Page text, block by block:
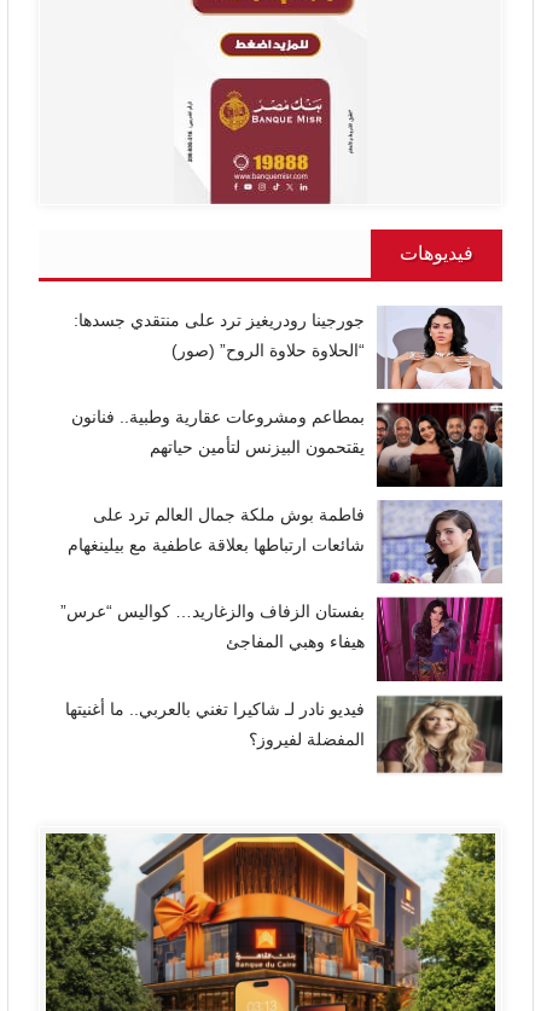
فيديوهات
جورجينا رودريغيز ترد على منتقدي جسدها:
“الحلاوة حلاوة الروح” (صور)
بمطاعم ومشروعات عقارية وطبية.. فنانون
يقتحمون البيزنس لتأمين حياتهم
فاطمة بوش ملكة جمال العالم ترد على
شائعات ارتباطها بعلاقة عاطفية مع بيلينغهام
بفستان الزفاف والزغاريد… كواليس “عرس”
هيفاء وهبي المفاجئ
فيديو نادر لـ شاكيرا تغني بالعربي.. ما أغنيتها
المفضلة لفيروز؟